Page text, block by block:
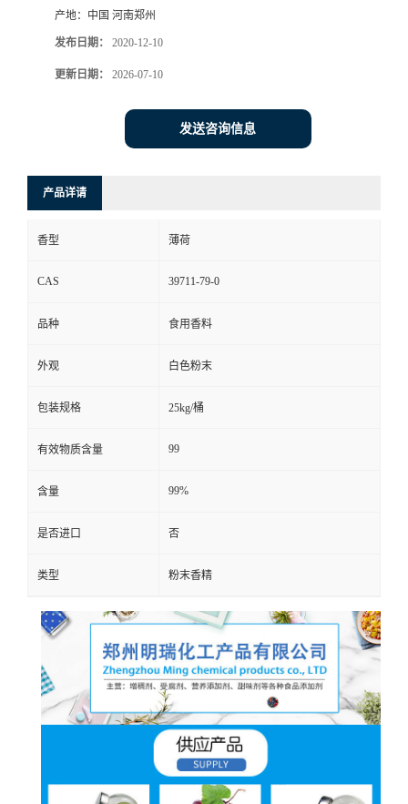
产地： 中国 河南郑州
发布日期： 2020-12-10
更新日期： 2026-07-10
发送咨询信息
产品详请
香型 薄荷
CAS 39711-79-0
品种 食用香料
外观 白色粉末
包装规格 25kg/桶
有效物质含量 99
含量 99%
是否进口 否
类型 粉末香精